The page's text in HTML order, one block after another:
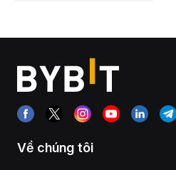
Về chúng tôi